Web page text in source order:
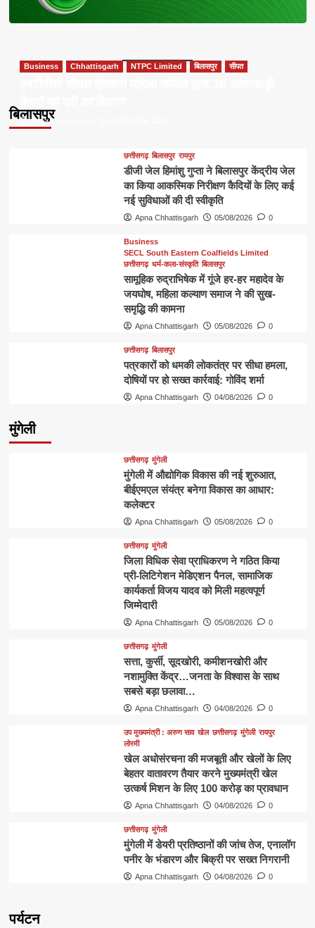
बिलासपुर
Business Chhattisgarh NTPC Limited बिलासपुर सीपत
Apna Chhattisgarh
छत्तीसगढ़ बिलासपुर रायपुर
डीजी जेल हिमांशु गुप्ता ने बिलासपुर केंद्रीय जेल
का किया आकस्मिक निरीक्षण कैदियों के लिए कई
नई सुविधाओं की दी स्वीकृति
Apna Chhattisgarh 05/08/2026 0
Business
SECL South Eastern Coalfields Limited
छत्तीसगढ़ धर्म-कला-संस्कृति बिलासपुर
सामूहिक रुद्राभिषेक में गूंजे हर-हर महादेव के
जयघोष, महिला कल्याण समाज ने की सुख-
समृद्धि की कामना
Apna Chhattisgarh 05/08/2026 0
छत्तीसगढ़ बिलासपुर
पत्रकारों को धमकी लोकतंत्र पर सीधा हमला,
दोषियों पर हो सख्त कार्रवाई: गोविंद शर्मा
Apna Chhattisgarh 04/08/2026 0
मुंगेली
छत्तीसगढ़ मुंगेली
मुंगेली में औद्योगिक विकास की नई शुरुआत,
बीईएमएल संयंत्र बनेगा विकास का आधार:
कलेक्टर
Apna Chhattisgarh 05/08/2026 0
छत्तीसगढ़ मुंगेली
जिला विधिक सेवा प्राधिकरण ने गठित किया
प्री-लिटिगेशन मेडिएशन पैनल, सामाजिक
कार्यकर्ता विजय यादव को मिली महत्वपूर्ण
जिम्मेदारी
Apna Chhattisgarh 05/08/2026 0
छत्तीसगढ़ मुंगेली
​सत्ता, कुर्सी, सूदखोरी, कमीशनखोरी और
नशामुक्ति केंद्र…जनता के विश्वास के साथ
सबसे बड़ा छलावा…
Apna Chhattisgarh 04/08/2026 0
उप मुख्यमंत्री : अरुण साव खेल छत्तीसगढ़ मुंगेली रायपुर
लोरमी
खेल अधोसंरचना की मजबूती और खेलों के लिए
बेहतर वातावरण तैयार करने मुख्यमंत्री खेल
उत्कर्ष मिशन के लिए 100 करोड़ का प्रावधान
Apna Chhattisgarh 04/08/2026 0
छत्तीसगढ़ मुंगेली
मुंगेली में डेयरी प्रतिष्ठानों की जांच तेज, एनालॉग
पनीर के भंडारण और बिक्री पर सख्त निगरानी
Apna Chhattisgarh 04/08/2026 0
पर्यटन